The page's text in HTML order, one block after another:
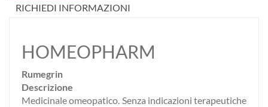
RICHIEDI INFORMAZIONI
HOMEOPHARM
Rumegrin
Descrizione
Medicinale omeopatico. Senza indicazioni terapeutiche